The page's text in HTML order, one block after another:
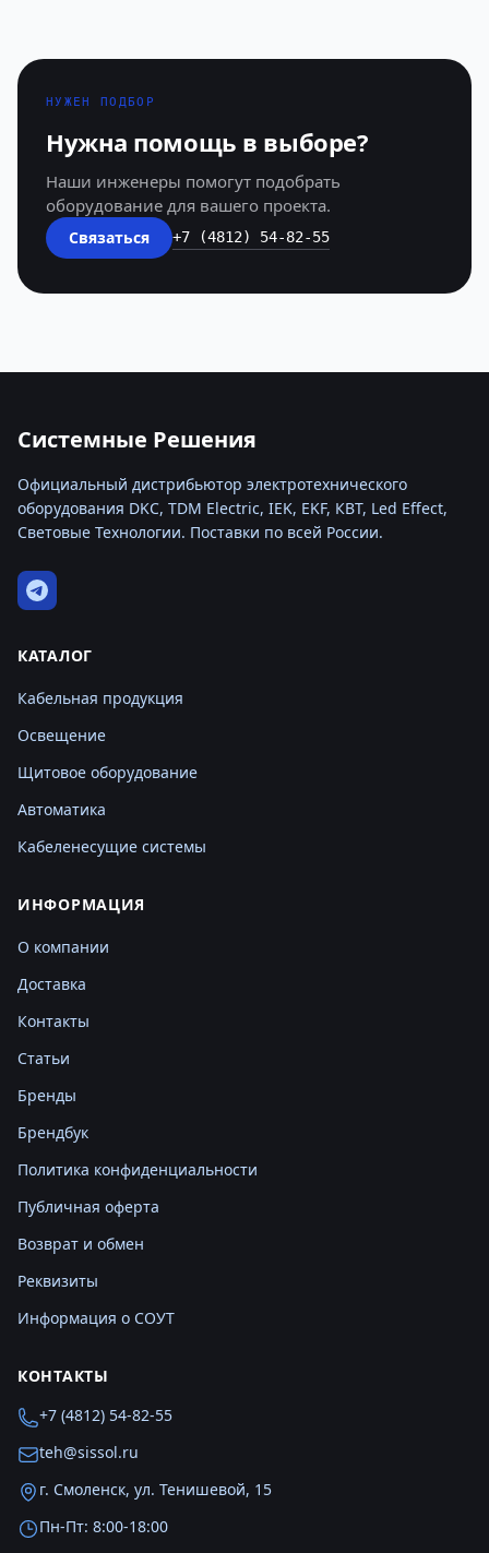
НУЖЕН ПОДБОР
Нужна помощь в выборе?
Наши инженеры помогут подобрать
оборудование для вашего проекта.
Связаться +7 (4812) 54-82-55
Системные Решения
Официальный дистрибьютор электротехнического
оборудования DKC, TDM Electric, IEK, EKF, КВТ, Led Effect,
Световые Технологии. Поставки по всей России.
КАТАЛОГ
Кабельная продукция
Освещение
Щитовое оборудование
Автоматика
Кабеленесущие системы
ИНФОРМАЦИЯ
О компании
Доставка
Контакты
Статьи
Бренды
Брендбук
Политика конфиденциальности
Публичная оферта
Возврат и обмен
Реквизиты
Информация о СОУТ
КОНТАКТЫ
+7 (4812) 54-82-55
teh@sissol.ru
г. Смоленск, ул. Тенишевой, 15
Пн-Пт: 8:00-18:00